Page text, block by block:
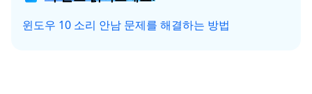
윈도우 10 소리 안남 문제를 해결하는 방법